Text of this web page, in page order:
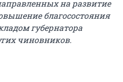
на развитие
благосостояния
губернатора
чиновников.